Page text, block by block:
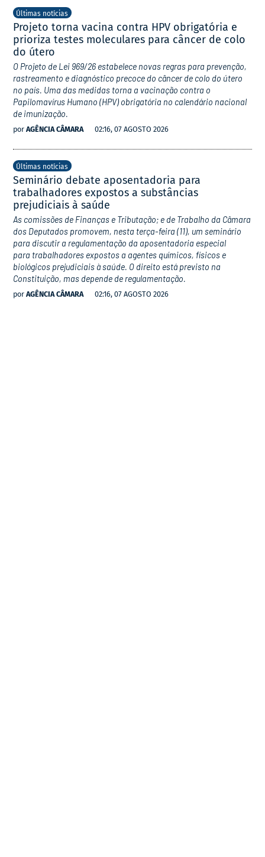
Últimas notícias
Projeto torna vacina contra HPV obrigatória e
prioriza testes moleculares para câncer de colo
do útero
O Projeto de Lei 969/26 estabelece novas regras para prevenção,
rastreamento e diagnóstico precoce do câncer de colo do útero
no país. Uma das medidas torna a vacinação contra o
Papilomavírus Humano (HPV) obrigatória no calendário nacional
de imunização.
por AGÊNCIA CÂMARA 02:16, 07 AGOSTO 2026
Últimas notícias
Seminário debate aposentadoria para
trabalhadores expostos a substâncias
prejudiciais à saúde
As comissões de Finanças e Tributação; e de Trabalho da Câmara
dos Deputados promovem, nesta terça-feira (11), um seminário
para discutir a regulamentação da aposentadoria especial
para trabalhadores expostos a agentes químicos, físicos e
biológicos prejudiciais à saúde. O direito está previsto na
Constituição, mas depende de regulamentação.
por AGÊNCIA CÂMARA 02:16, 07 AGOSTO 2026